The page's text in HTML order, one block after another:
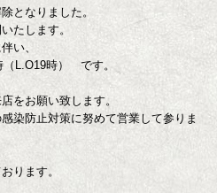
となりました。
たします。
い、
（L.O19時） です。
をお願い致します。
染防止対策に努めて営業して参りま
ります。